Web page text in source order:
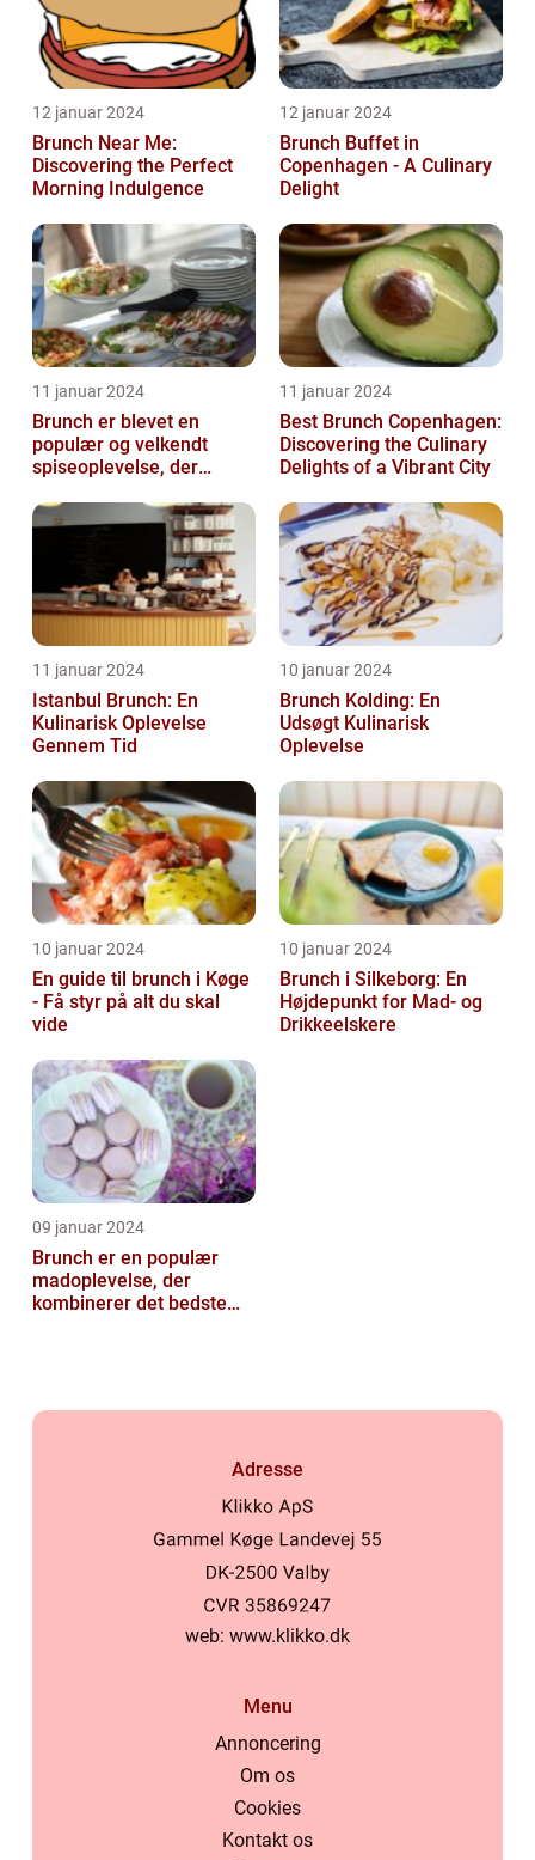
12 januar 2024
Brunch Near Me:
Discovering the Perfect
Morning Indulgence
12 januar 2024
Brunch Buffet in
Copenhagen - A Culinary
Delight
11 januar 2024
Brunch er blevet en
populær og velkendt
spiseoplevelse, der
drikkeelskere run...
11 januar 2024
Best Brunch Copenhagen:
Discovering the Culinary
Delights of a Vibrant City
11 januar 2024
Istanbul Brunch: En
Kulinarisk Oplevelse
Gennem Tid
10 januar 2024
Brunch Kolding: En
Udsøgt Kulinarisk
Oplevelse
10 januar 2024
En guide til brunch i Køge
- Få styr på alt du skal
vide
10 januar 2024
Brunch i Silkeborg: En
Højdepunkt for Mad- og
Drikkeelskere
09 januar 2024
Brunch er en populær
madoplevelse, der
kombinerer det bedste
Adresse
web: www.klikko.dk
Menu
Annoncering
Om os
Cookies
Kontakt os